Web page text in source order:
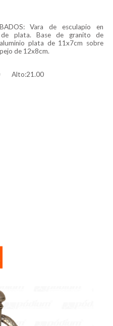
Vara de esculapio en
plata. Base de granito de
plata de 11x7cm sobre
de 12x8cm.
Alto:21.00